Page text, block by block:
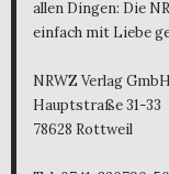
allen Dingen: Die
einfach mit Liebe
NRWZ Verlag
Hauptstraße 31-33
78628 Rottweil